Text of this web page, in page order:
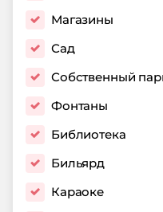
Магазины
Сад
Собственный
Фонтаны
Библиотека
Бильярд
Караоке